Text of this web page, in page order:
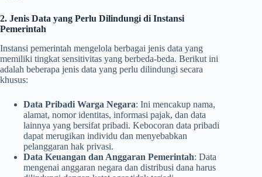
2. Jenis Data yang Perlu Dilindungi di Instansi
Pemerintah
Instansi pemerintah mengelola berbagai jenis data yang
memiliki tingkat sensitivitas yang berbeda-beda. Berikut ini
adalah beberapa jenis data yang perlu dilindungi secara
khusus:
Data Pribadi Warga Negara: Ini mencakup nama,
alamat, nomor identitas, informasi pajak, dan data
lainnya yang bersifat pribadi. Kebocoran data pribadi
dapat merugikan individu dan menyebabkan
pelanggaran hak privasi.
Data Keuangan dan Anggaran Pemerintah: Data
mengenai anggaran negara dan distribusi dana harus